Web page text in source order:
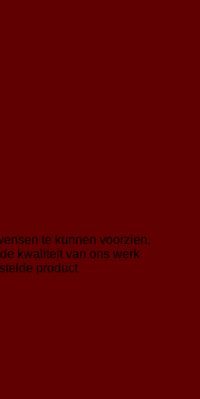
te kunnen voorzien,
kwaliteit van ons werk
product